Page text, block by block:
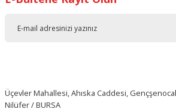
Üçevler Mahallesi, Ahıska Caddesi,
Nilüfer / BURSA